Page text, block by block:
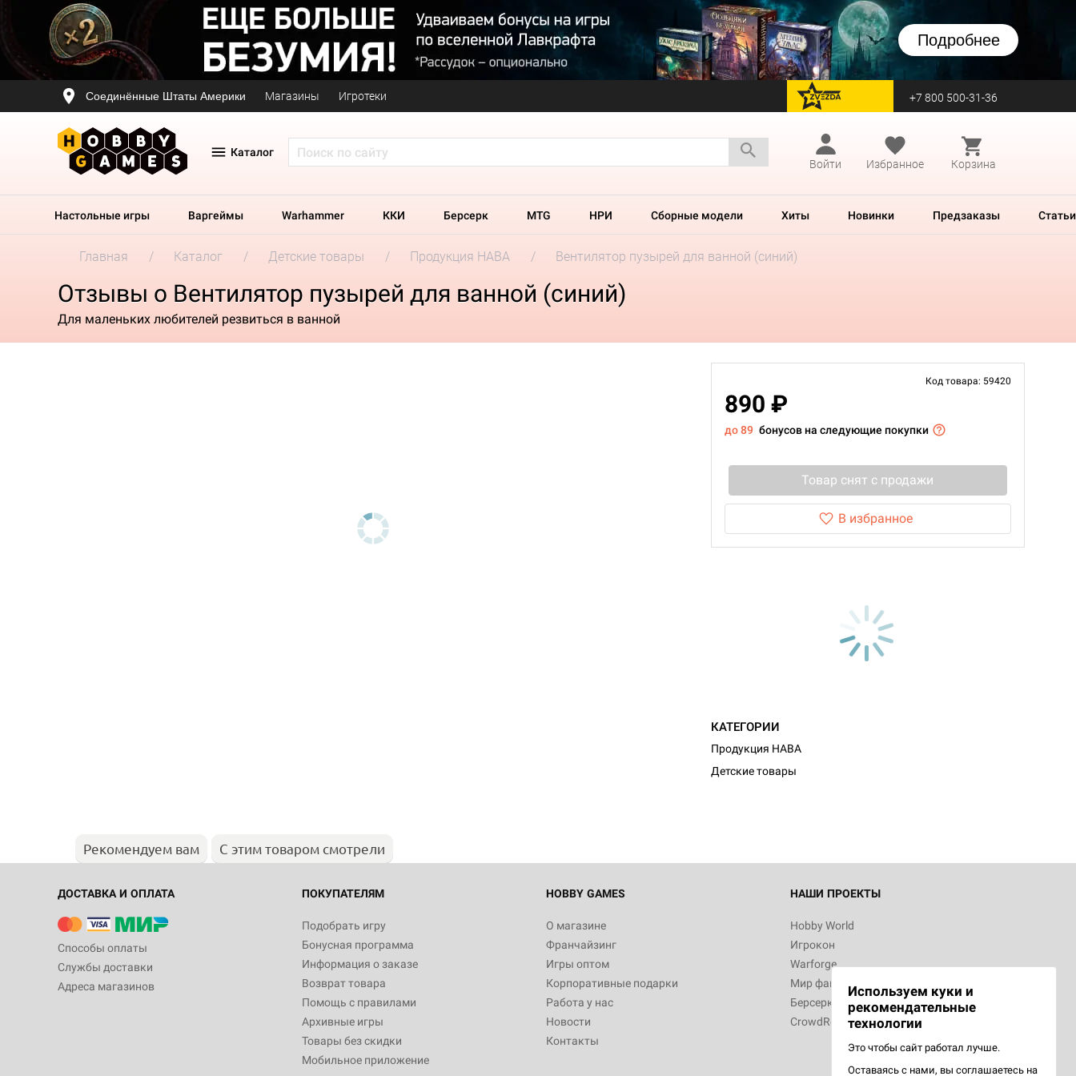
Подробнее
Соединённые Штаты Америки Магазины Игротеки перейти на Zvezda +7 800 500-31-36
Каталог
Войти
Избранное Корзина
Настольные игры Варгеймы Warhammer ККИ Берсерк MTG НРИ Сборные модели Хиты Новинки Предзаказы Статьи
Главная Каталог Детские товары Продукция HABA Вентилятор пузырей для ванной (синий)
Отзывы о Вентилятор пузырей для ванной (синий)
Для маленьких любителей резвиться в ванной
Код товара: 59420
890 ₽
до 89 бонусов на следующие покупки
Товар снят с продажи
В избранное
КАТЕГОРИИ
Продукция HABA
Детские товары
Рекомендуем вам С этим товаром смотрели
ДОСТАВКА И ОПЛАТА
Способы оплаты
Службы доставки
Адреса магазинов
ПОКУПАТЕЛЯМ
Подобрать игру
Бонусная программа
Информация о заказе
Возврат товара
Помощь с правилами
Архивные игры
Товары без скидки
Мобильное приложение
HOBBY GAMES
О магазине
Франчайзинг
Игры оптом
Корпоративные подарки
Работа у нас
Новости
Контакты
НАШИ ПРОЕКТЫ
Hobby World
Игрокон
Warforge
Мир фантастики
Берсерк
CrowdRepublic
Используем куки и
рекомендательные
технологии
Это чтобы сайт работал лучше.
Оставаясь с нами, вы соглашаетесь на